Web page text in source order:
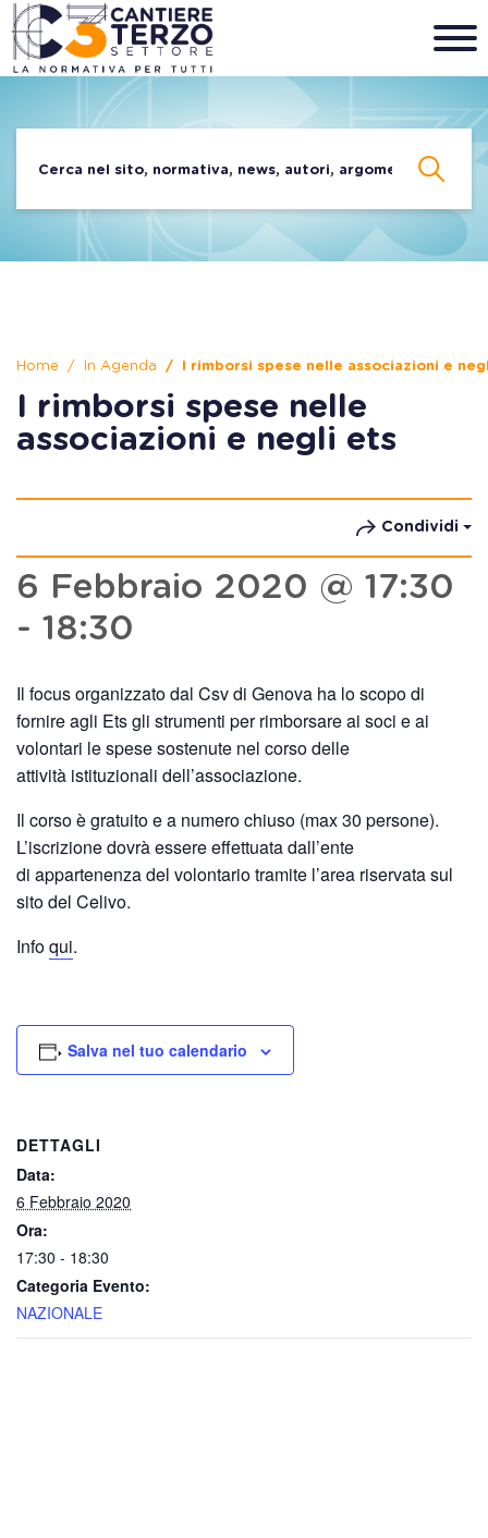
Home In Agenda I rimborsi spese nelle associazioni e
I rimborsi spese nelle
associazioni e negli ets
Condividi
6 Febbraio 2020 @ 17:30
- 18:30
Il focus organizzato dal Csv di Genova ha lo scopo di
fornire agli Ets gli strumenti per rimborsare ai soci e ai
volontari le spese sostenute nel corso delle
attività istituzionali dell’associazione.
Il corso è gratuito e a numero chiuso (max 30 persone).
L’iscrizione dovrà essere effettuata dall’ente
di appartenenza del volontario tramite l’area riservata sul
sito del Celivo.
Infoqui.
Salva nel tuo calendario
DETTAGLI
Data:
6 Febbraio 2020
Ora:
17:30 - 18:30
Categoria Evento:
NAZIONALE